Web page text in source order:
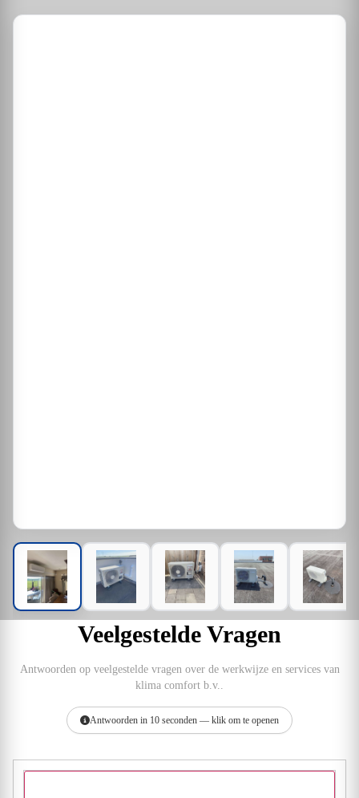
Veelgestelde Vragen
Antwoorden op veelgestelde vragen over de werkwijze en services van
klima comfort b.v..
Antwoorden in 10 seconden — klik om te openen